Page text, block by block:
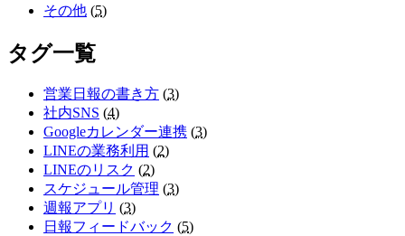
その他 (5)
タグ一覧
営業日報の書き方 (3)
社内SNS (4)
Googleカレンダー連携 (3)
LINEの業務利用 (2)
LINEのリスク (2)
スケジュール管理 (3)
週報アプリ (3)
日報フィードバック (5)